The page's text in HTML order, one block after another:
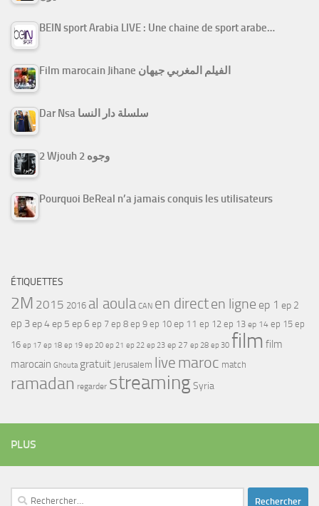
BEIN sport Arabia LIVE : Une chaine de sport arabe…
Film marocain Jihane الفيلم المغربي جيهان
Dar Nsa سلسلة دار النسا
2 Wjouh 2 وجوه
Pourquoi BeReal n’a jamais conquis les utilisateurs
ÉTIQUETTES
2M 2015 2016 al aoula CAN en directen ligne ep 1 ep 2
ep 3ep 4ep 5 ep 6 ep 7 ep 8 ep 9 ep 10 ep 11 ep 12 ep 13 ep 14 ep 15 ep
16 ep 17 ep 18 ep 19 ep 20 ep 21 ep 22 ep 23 ep 27 ep 28 ep 30 film film
marocain Ghouta gratuit Jerusalem live maroc match
ramadan regarder streamingSyria
PLUS
Rechercher :